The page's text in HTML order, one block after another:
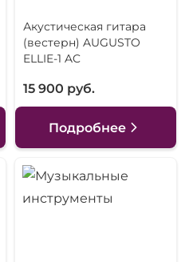
Акустическая гитара
(вестерн) AUGUSTO
ELLIE-1 AC
15 900 руб.
Подробнее